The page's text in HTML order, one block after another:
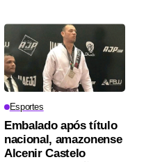
Esportes
Embalado após título
nacional, amazonense
Alcenir Castelo